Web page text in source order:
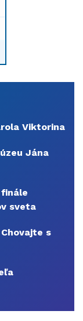
Viktorina
Jána
sveta
s